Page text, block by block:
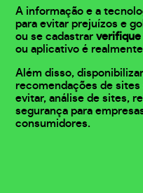
A informação e a
para evitar prejuízos e
ou se cadastrar
ou aplicativo é
Além disso,
recomendações de
evitar, análise de sites,
segurança para
consumidores.